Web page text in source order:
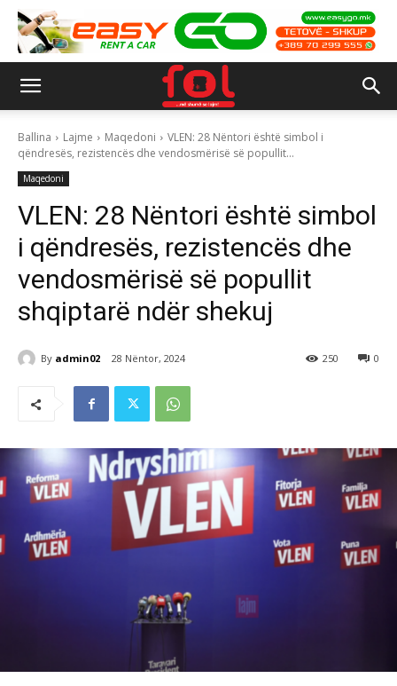
Ballina Lajme Maqedoni
VLEN: 28 Nëntori është simbol i
qëndresës, rezistencës dhe vendosmërisë së popullit...
Maqedoni
VLEN: 28 Nëntori është simbol
i qëndresës, rezistencës dhe
vendosmërisë së popullit
shqiptarë ndër shekuj
By admin02 28 Nëntor, 2024 0
250